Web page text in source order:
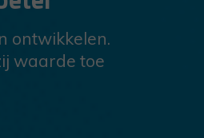
ontwikkelen.
waarde toe